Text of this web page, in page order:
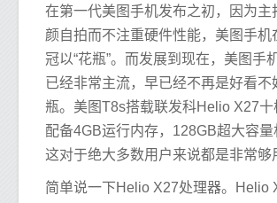
在第一代美图手机发布之初，因为主
颜自拍而不注重硬件性能，美图手机
冠以“花瓶”。而发展到现在，美图手
已经非常主流，早已经不再是好看不
瓶。美图T8s搭载联发科Helio X27十
配备4GB运行内存，128GB超大容量
这对于绝大多数用户来说都是非常够
简单说一下Helio X27处理器。Helio